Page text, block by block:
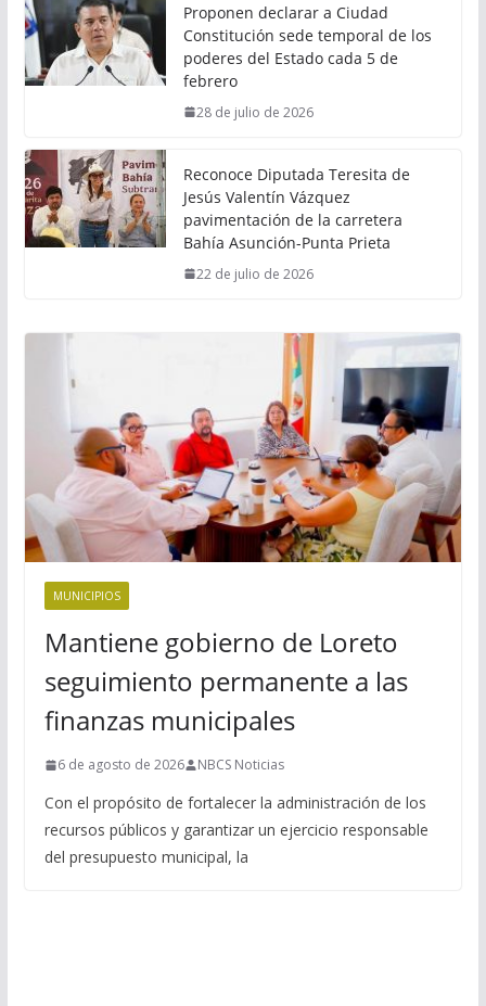
Proponen declarar a Ciudad
Constitución sede temporal de los
poderes del Estado cada 5 de
febrero
28 de julio de 2026
Reconoce Diputada Teresita de
Jesús Valentín Vázquez
pavimentación de la carretera
Bahía Asunción-Punta Prieta
22 de julio de 2026
MUNICIPIOS
Mantiene gobierno de Loreto
seguimiento permanente a las
finanzas municipales
6 de agosto de 2026 NBCS Noticias
Con el propósito de fortalecer la administración de los
recursos públicos y garantizar un ejercicio responsable
del presupuesto municipal, la